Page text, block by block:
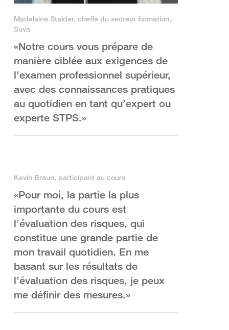
Madelaine Stalder, cheffe du secteur formation,
Suva
«Notre cours vous prépare de
manière ciblée aux exigences de
l’examen professionnel supérieur,
avec des connaissances pratiques
au quotidien en tant qu’expert ou
experte STPS.»
Kevin Braun, participant au cours
«Pour moi, la partie la plus
importante du cours est
l’évaluation des risques, qui
constitue une grande partie de
mon travail quotidien. En me
basant sur les résultats de
l’évaluation des risques, je peux
me définir des mesures.»